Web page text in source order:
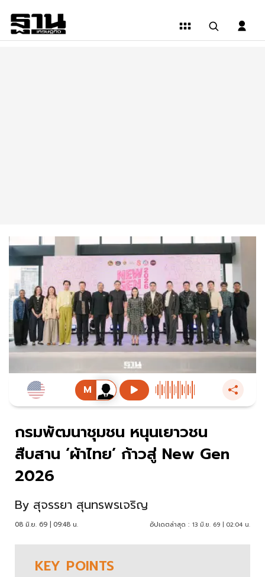
กรมพัฒนาชุมชน หนุนเยาวชน
สืบสาน ‘ผ้าไทย’ ก้าวสู่ New Gen
2026
By สุจรรยา สุนทรพรเจริญ
08 มิ.ย. 69 | 09:48 น. อัปเดตล่าสุด : 13 มิ.ย. 69 | 02:04 น.
KEY POINTS